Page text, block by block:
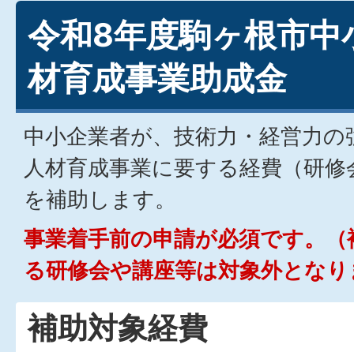
令和8年度駒ヶ根市中
材育成事業助成金
中小企業者が、技術力・経営力
人材育成事業に要する経費（研
を補助します。
事業着手前の申請が必須です。
る研修会や講座等は対象外とな
補助対象経費